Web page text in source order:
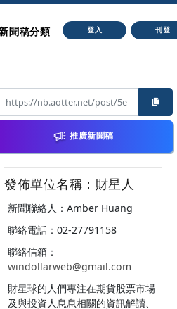
聞稿分類 登入 刊登
推廣新聞稿
發佈單位名稱：財星人
新聞聯絡人：Amber Huang
聯絡電話：02-27791158
聯絡信箱：
windollarweb@gmail.com
財星球的人們專注在期貨股票市場
及與投資人息息相關的資訊解讀、